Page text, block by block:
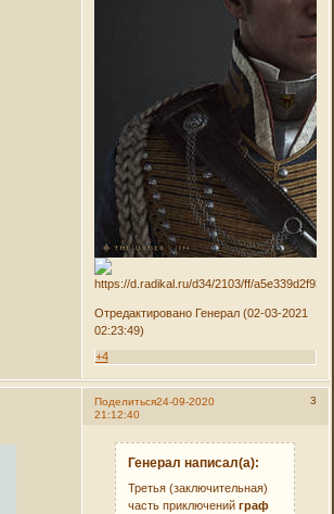
Отредактировано Генерал (02-03-2021
02:23:49)
+4
Поделиться 3
24-09-2020
21:12:40
Генерал написал(а):
Третья (заключительная)
часть приключенийграф